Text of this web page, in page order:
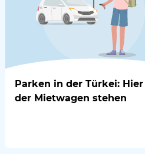
Parken in der Türkei:
der Mietwagen stehen